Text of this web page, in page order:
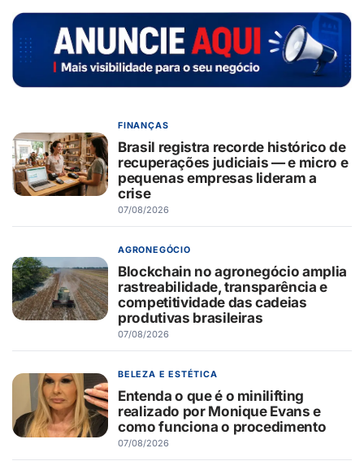
FINANÇAS
Brasil registra recorde histórico de
recuperações judiciais — e micro e
pequenas empresas lideram a
crise
07/08/2026
AGRONEGÓCIO
Blockchain no agronegócio amplia
rastreabilidade, transparência e
competitividade das cadeias
produtivas brasileiras
07/08/2026
BELEZA E ESTÉTICA
Entenda o que é o minilifting
realizado por Monique Evans e
como funciona o procedimento
07/08/2026